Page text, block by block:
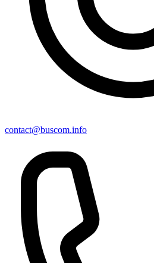
contact@buscom.info